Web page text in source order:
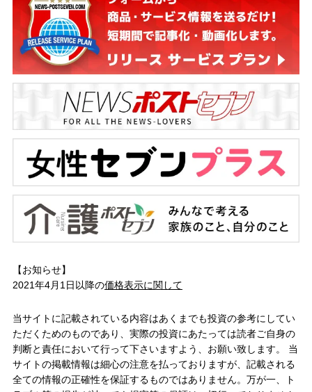
【お知らせ】
2021年4月1日以降の価格表示に関して
当サイトに記載されている内容はあくまでも投資の参考にしてい
ただくためのものであり、実際の投資にあたっては読者ご自身の
判断と責任において行って下さいますよう、お願い致します。 当
サイトの掲載情報は細心の注意を払っておりますが、記載される
全ての情報の正確性を保証するものではありません。万が一、ト